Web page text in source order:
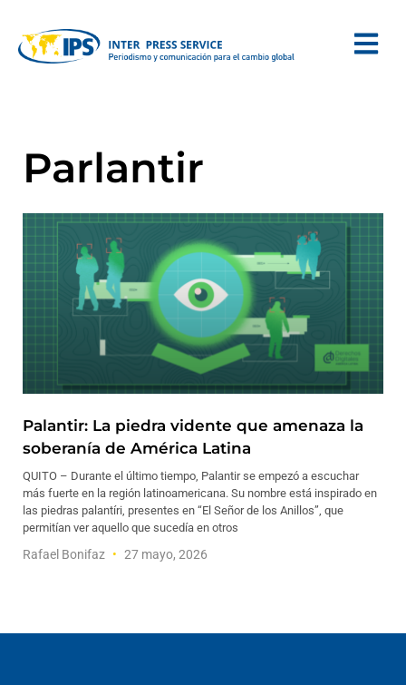
Parlantir
Palantir: La piedra vidente que amenaza la
soberanía de América Latina
QUITO – Durante el último tiempo, Palantir se empezó a escuchar
más fuerte en la región latinoamericana. Su nombre está inspirado en
las piedras palantíri, presentes en “El Señor de los Anillos”, que
permitían ver aquello que sucedía en otros
Rafael Bonifaz 27 mayo, 2026